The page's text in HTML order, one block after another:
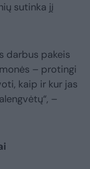
sutinka jį
darbus pakeis
– protingi
kaip ir kur jas
–